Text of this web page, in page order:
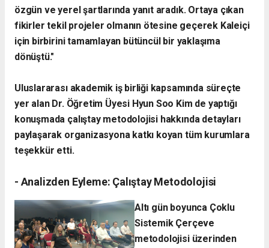
özgün ve yerel şartlarında yanıt aradık. Ortaya çıkan
fikirler tekil projeler olmanın ötesine geçerek Kaleiçi
için birbirini tamamlayan bütüncül bir yaklaşıma
dönüştü."
​Uluslararası akademik iş birliği kapsamında süreçte
yer alan Dr. Öğretim Üyesi Hyun Soo Kim de yaptığı
konuşmada çalıştay metodolojisi hakkında detayları
paylaşarak organizasyona katkı koyan tüm kurumlara
teşekkür etti.
- ​Analizden Eyleme: Çalıştay Metodolojisi
​Altı gün boyunca Çoklu
Sistemik Çerçeve
metodolojisi üzerinden